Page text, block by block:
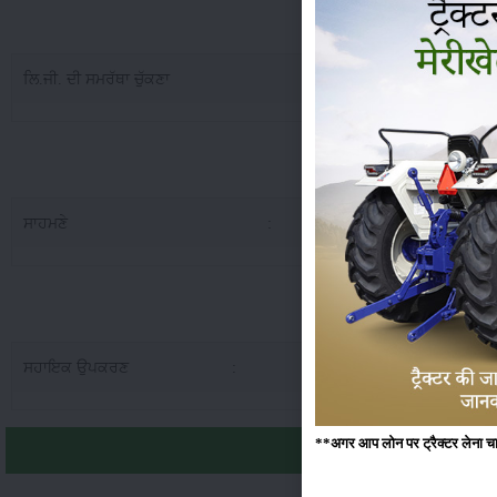
Sonalika Tiger DI
ਲਿ.ਜੀ. ਦੀ ਸਮਰੱਥਾ ਚੁੱਕਣਾ
Sonalika
ਸਾਹਮਣੇ
Sonalika Tiger
ਸਹਾਇਕ ਉਪਕਰਣ 2000+3000 hour Or 2 +
**अगर आप लोन पर ट्रैक्टर लेना